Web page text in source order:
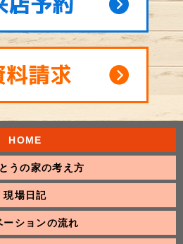
HOME
うの家の考え方
現場日記
ーションの流れ